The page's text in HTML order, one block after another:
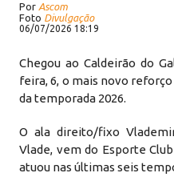
Por Ascom
Foto Divulgação
06/07/2026 18:19
Chegou ao Caldeirão do
feira, 6, o mais novo
da temporada 2026.
O ala direito/fixo
Vlade, vem do Esporte
atuou nas últimas seis